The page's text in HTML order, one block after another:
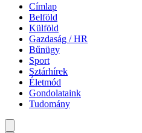
Címlap
Belföld
Külföld
Gazdaság / HR
Bűnügy
Sport
Sztárhírek
Életmód
Gondolataink
Tudomány